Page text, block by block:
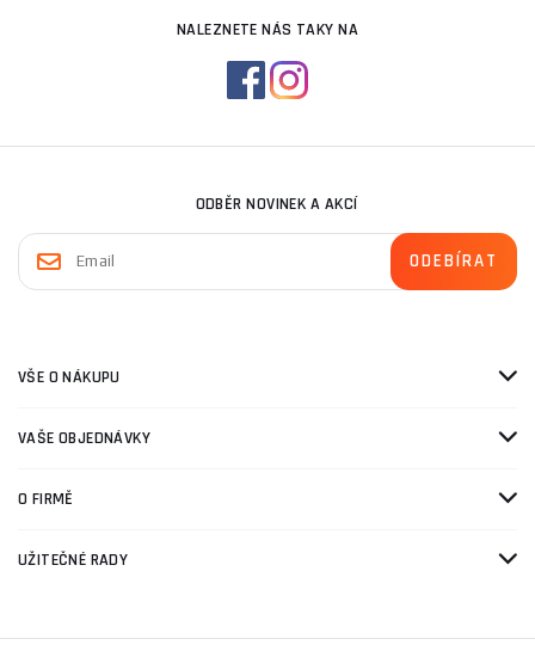
NALEZNETE NÁS TAKY NA
ODBĚR NOVINEK A AKCÍ
VŠE O NÁKUPU
VAŠE OBJEDNÁVKY
O FIRMĚ
UŽITEČNÉ RADY